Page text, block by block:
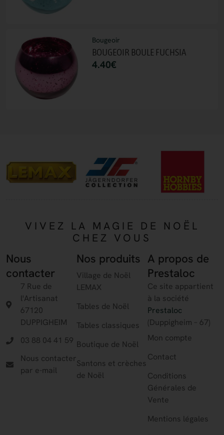
Bougeoir
BOUGEOIR BOULE FUCHSIA
4.40€
VIVEZ LA MAGIE DE NOËL
CHEZ VOUS
Nous
contacter
7 Rue de
l'Artisanat
67120
DUPPIGHEIM
03 88 04 41 59
Nous contacter
par e-mail
Nos produits
Village de Noël
LEMAX
Tables de Noël
Tables classiques
Boutique de Noël
Santons et crèches
de Noël
A propos de
Prestaloc
Ce site appartient
à la société
Prestaloc
(Duppigheim – 67)
Mon compte
Contact
Conditions
Générales de
Vente
Mentions légales